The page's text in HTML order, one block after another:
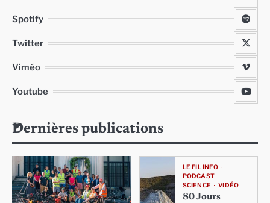
Spotify
Twitter
Viméo
Youtube
Dernières publications
LE FIL INFO
PODCAST
SCIENCE
VIDÉO
80 Jours